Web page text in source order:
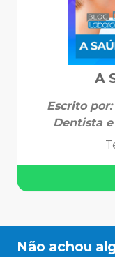
A
Escrito por:
Dentista
Não achou